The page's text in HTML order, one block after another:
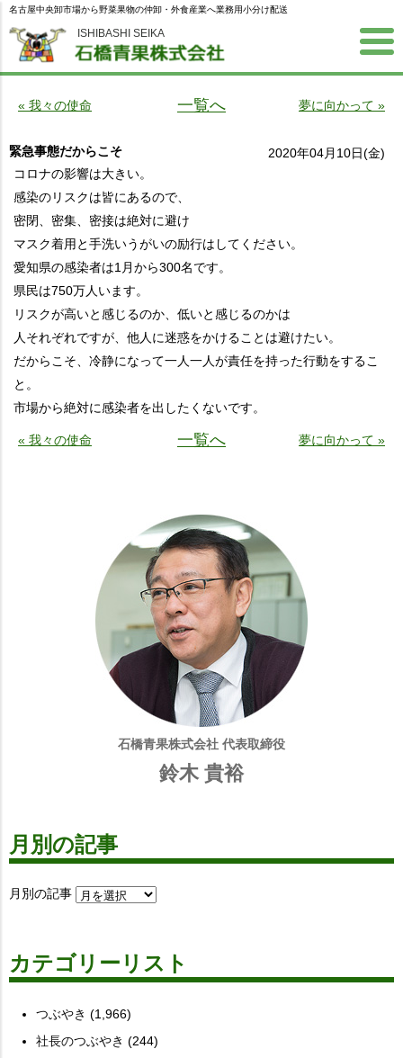
ISHIBASHI SEIKA
名古屋中央卸市場から野菜果物の仲卸・外食産業へ業務用小分け配送
« 我々の使命 一覧へ 夢に向かって »
緊急事態だからこそ
2020年04月10日(金)
コロナの影響は大きい。
感染のリスクは皆にあるので、
密閉、密集、密接は絶対に避け
マスク着用と手洗いうがいの励行はしてください。
愛知県の感染者は1月から300名です。
県民は750万人います。
リスクが高いと感じるのか、低いと感じるのかは
人それぞれですが、他人に迷惑をかけることは避けたい。
だからこそ、冷静になって一人一人が責任を持った行動をするこ
と。
市場から絶対に感染者を出したくないです。
« 我々の使命 一覧へ 夢に向かって »
石橋青果株式会社 代表取締役
鈴木 貴裕
月別の記事
月別の記事
カテゴリーリスト
つぶやき (1,966)
社長のつぶやき (244)